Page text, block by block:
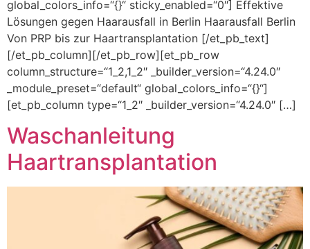
global_colors_info=“{}“ sticky_enabled=“0″] Effektive
Lösungen gegen Haarausfall in Berlin Haarausfall Berlin
Von PRP bis zur Haartransplantation [/et_pb_text]
[/et_pb_column][/et_pb_row][et_pb_row
column_structure=“1_2,1_2″ _builder_version=“4.24.0″
_module_preset=“default“ global_colors_info=“{}“]
[et_pb_column type=“1_2″ _builder_version=“4.24.0″ […]
Waschanleitung
Haartransplantation